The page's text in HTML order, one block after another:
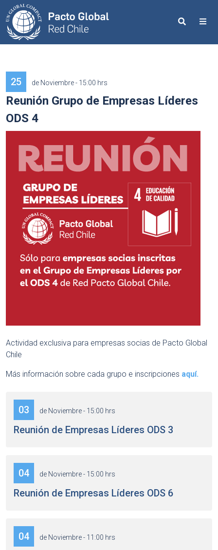
Search
25 de Noviembre - 15:00 hrs
Reunión Grupo de Empresas Líderes
ODS 4
Actividad exclusiva para empresas socias de Pacto Global
Chile
Más información sobre cada grupo e inscripciones aquí.
03 de Noviembre - 15:00 hrs
Reunión de Empresas Líderes ODS 3
04 de Noviembre - 15:00 hrs
Reunión de Empresas Líderes ODS 6
04 de Noviembre - 11:00 hrs